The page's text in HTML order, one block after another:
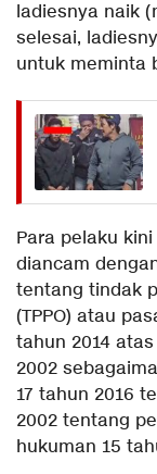
ladiesnya naik
selesai,
untuk meminta
Para pelaku
diancam
tentang tindak
(TPPO) atau
tahun 2014
2002
17 tahun 2016
2002 tentang
hukuman 15